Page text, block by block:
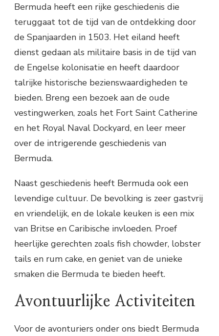
Bermuda heeft een rijke geschiedenis die
teruggaat tot de tijd van de ontdekking door
de Spanjaarden in 1503. Het eiland heeft
dienst gedaan als militaire basis in de tijd van
de Engelse kolonisatie en heeft daardoor
talrijke historische bezienswaardigheden te
bieden. Breng een bezoek aan de oude
vestingwerken, zoals het Fort Saint Catherine
en het Royal Naval Dockyard, en leer meer
over de intrigerende geschiedenis van
Bermuda.
Naast geschiedenis heeft Bermuda ook een
levendige cultuur. De bevolking is zeer gastvrij
en vriendelijk, en de lokale keuken is een mix
van Britse en Caribische invloeden. Proef
heerlijke gerechten zoals fish chowder, lobster
tails en rum cake, en geniet van de unieke
smaken die Bermuda te bieden heeft.
Avontuurlijke Activiteiten
Voor de avonturiers onder ons biedt Bermuda